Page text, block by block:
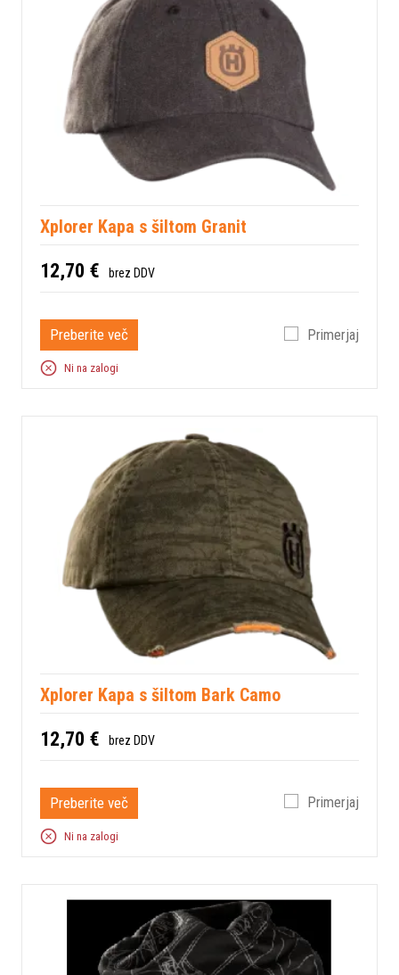
Xplorer Kapa s šiltom Granit
12,70 € brez DDV
Preberite več Primerjaj
Ni na zalogi
Xplorer Kapa s šiltom Bark Camo
12,70 € brez DDV
Preberite več Primerjaj
Ni na zalogi